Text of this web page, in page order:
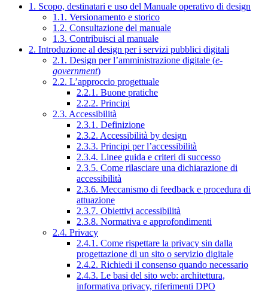
1. Scopo, destinatari e uso del Manuale operativo di design
1.1. Versionamento e storico
1.2. Consultazione del manuale
1.3. Contribuisci al manuale
2. Introduzione al design per i servizi pubblici digitali
2.1. Design per l’amministrazione digitale (e-
government)
2.2. L’approccio progettuale
2.2.1. Buone pratiche
2.2.2. Principi
2.3. Accessibilità
2.3.1. Definizione
2.3.2. Accessibilità by design
2.3.3. Principi per l’accessibilità
2.3.4. Linee guida e criteri di successo
2.3.5. Come rilasciare una dichiarazione di
accessibilità
2.3.6. Meccanismo di feedback e procedura di
attuazione
2.3.7. Obiettivi accessibilità
2.3.8. Normativa e approfondimenti
2.4. Privacy
2.4.1. Come rispettare la privacy sin dalla
progettazione di un sito o servizio digitale
2.4.2. Richiedi il consenso quando necessario
2.4.3. Le basi del sito web: architettura,
informativa privacy, riferimenti DPO